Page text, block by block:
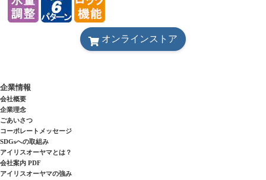
オンラインストア
企業情報
会社概要
企業理念
ごあいさつ
コーポレートメッセージ
SDGsへの取組み
アイリスオーヤマとは？
会社案内 PDF
アイリスオーヤマの強み